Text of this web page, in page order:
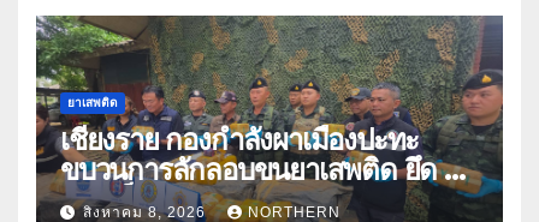
ยาเสพติด
เชียงราย กองกำลังผาเมืองปะทะ
ขบวนการลักลอบขนยาเสพติด ยึด 2
ล้านเม็ด
สิงหาคม 8, 2026 NORTHERN